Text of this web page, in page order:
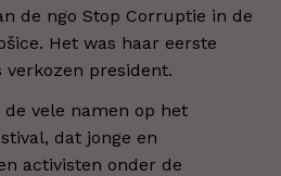
de ngo Stop Corruptie in de
Het was haar eerste
president.
de vele namen op het
dat jonge en
activisten onder de